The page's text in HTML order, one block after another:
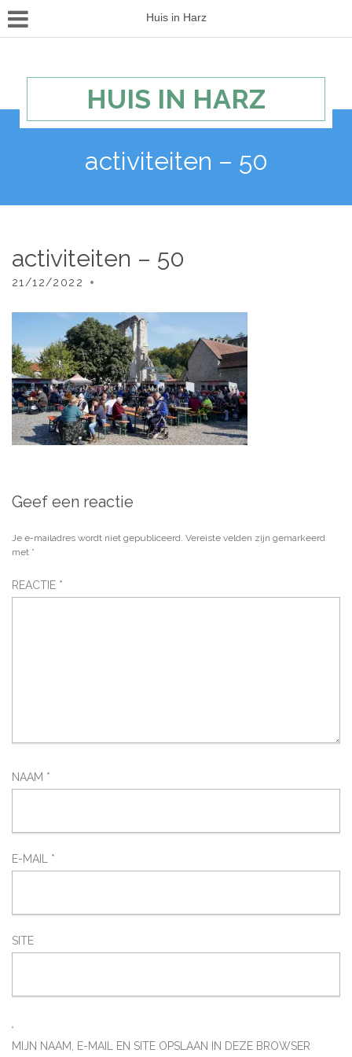
Huis in Harz
HUIS IN HARZ
activiteiten – 50
activiteiten – 50
21/12/2022
Geef een reactie
Je e-mailadres wordt niet gepubliceerd. Vereiste velden zijn gemarkeerd
met *
REACTIE *
NAAM *
E-MAIL *
SITE
MIJN NAAM, E-MAIL EN SITE OPSLAAN IN DEZE BROWSER